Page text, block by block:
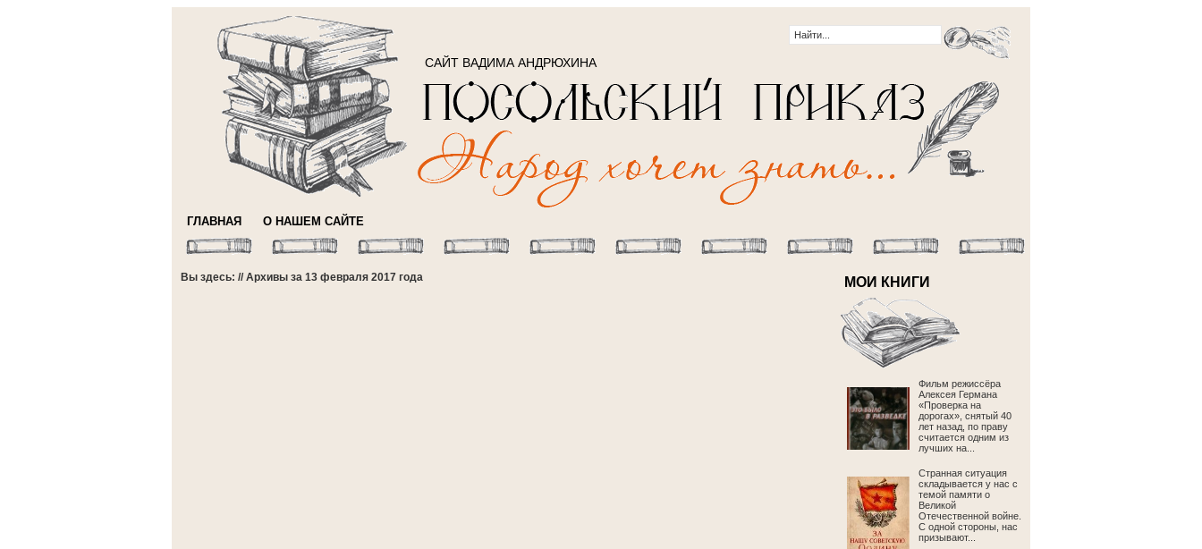
САЙТ ВАДИМА АНДРЮХИНА
ГЛАВНАЯ О НАШЕМ САЙТЕ
Вы здесь: // Архивы за 13 февраля 2017 года МОИ КНИГИ
Фильм режиссёра
Алексея Германа
«Проверка на
дорогах», снятый 40
лет назад, по праву
считается одним из
лучших на...
Странная ситуация
складывается у нас с
темой памяти о
Великой
Отечественной войне.
С одной стороны, нас
призывают...